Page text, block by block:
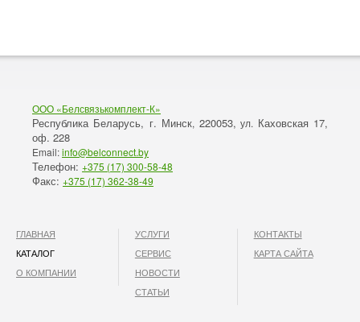
ООО «Белсвязькомплект-К»
Республика Беларусь, г. Минск, 220053, ул. Каховская 17,
оф. 228
Email:info@belconnect.by
Телефон: +375 (17) 300-58-48
Факс: +375 (17) 362-38-49
ГЛАВНАЯ
КАТАЛОГ
О КОМПАНИИ
УСЛУГИ
СЕРВИС
НОВОСТИ
СТАТЬИ
КОНТАКТЫ
КАРТА САЙТА